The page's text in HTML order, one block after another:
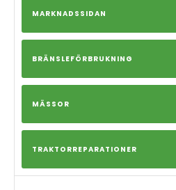
MARKNADSSIDAN
BRÄNSLEFÖRBRUKNING
MÄSSOR
TRAKTORREPARATIONER